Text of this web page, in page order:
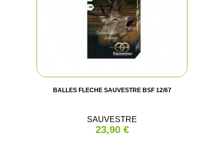
BALLES FLECHE SAUVESTRE BSF 12/67
SAUVESTRE
23,90 €